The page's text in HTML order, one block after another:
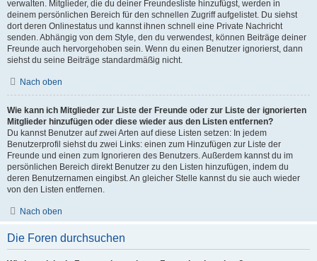
verwalten. Mitglieder, die du deiner Freundesliste hinzufügst, werden in
deinem persönlichen Bereich für den schnellen Zugriff aufgelistet. Du siehst
dort deren Onlinestatus und kannst ihnen schnell eine Private Nachricht
senden. Abhängig von dem Style, den du verwendest, können Beiträge deiner
Freunde auch hervorgehoben sein. Wenn du einen Benutzer ignorierst, dann
siehst du seine Beiträge standardmäßig nicht.
Nach oben
Wie kann ich Mitglieder zur Liste der Freunde oder zur Liste der ignorierten
Mitglieder hinzufügen oder diese wieder aus den Listen entfernen?
Du kannst Benutzer auf zwei Arten auf diese Listen setzen: In jedem
Benutzerprofil siehst du zwei Links: einen zum Hinzufügen zur Liste der
Freunde und einen zum Ignorieren des Benutzers. Außerdem kannst du im
persönlichen Bereich direkt Benutzer zu den Listen hinzufügen, indem du
deren Benutzernamen eingibst. An gleicher Stelle kannst du sie auch wieder
von den Listen entfernen.
Nach oben
Die Foren durchsuchen